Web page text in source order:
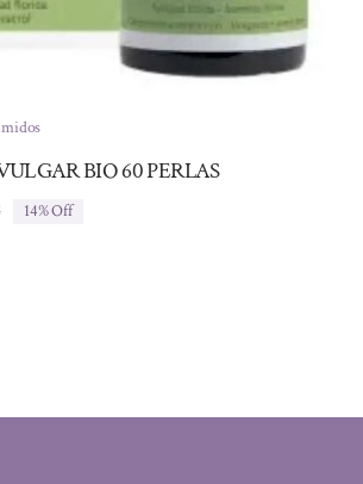
BIO 60 PERLAS
14% Off